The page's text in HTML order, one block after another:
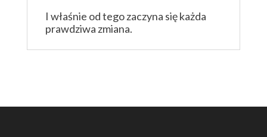
I właśnie od tego zaczyna się każda
prawdziwa zmiana.